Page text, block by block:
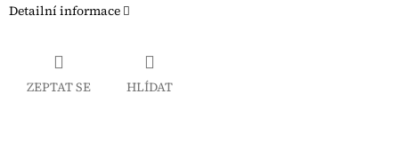
Detailní informace
ZEPTAT SE HLÍDAT